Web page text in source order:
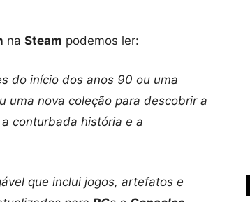
na Steam podemos ler:
do início dos anos 90 ou uma
uma nova coleção para descobrir a
conturbada história e a
que inclui jogos, artefatos e